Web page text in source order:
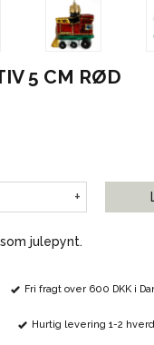
5 CM RØD
+
julepynt.
Fri fragt over 600 DKK i
Hurtig levering 1-2